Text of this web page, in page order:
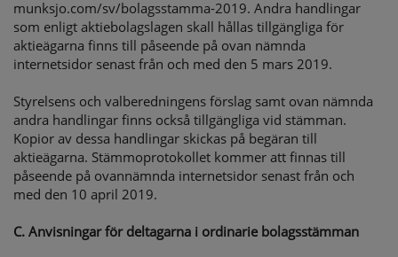
munksjo.com/sv/bolagsstamma-2019. Andra handlingar
som enligt aktiebolagslagen skall hållas tillgängliga för
aktieägarna finns till påseende på ovan nämnda
internetsidor senast från och med den 5 mars 2019.
Styrelsens och valberedningens förslag samt ovan nämnda
andra handlingar finns också tillgängliga vid stämman.
Kopior av dessa handlingar skickas på begäran till
aktieägarna. Stämmoprotokollet kommer att finnas till
påseende på ovannämnda internetsidor senast från och
med den 10 april 2019.
C. Anvisningar för deltagarna i ordinarie bolagsstämman